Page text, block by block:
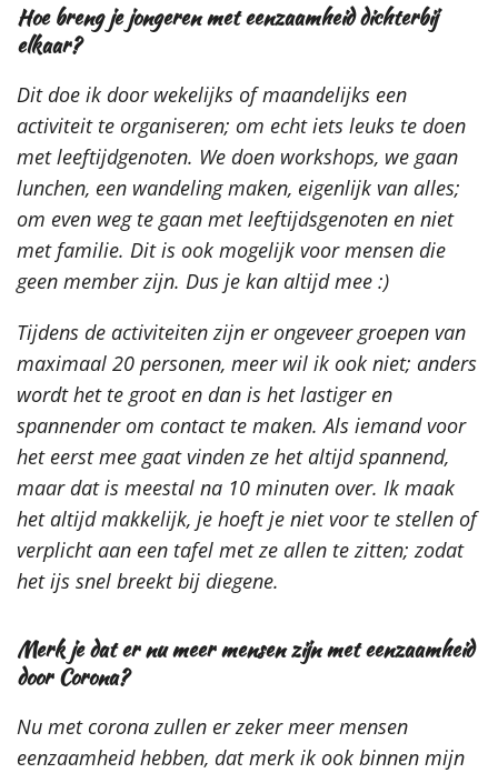
Hoe breng je jongeren met eenzaamheid dichterbij
elkaar?
Dit doe ik door wekelijks of maandelijks een
activiteit te organiseren; om echt iets leuks te doen
met leeftijdgenoten. We doen workshops, we gaan
lunchen, een wandeling maken, eigenlijk van alles;
om even weg te gaan met leeftijdsgenoten en niet
met familie. Dit is ook mogelijk voor mensen die
geen member zijn. Dus je kan altijd mee :)
Tijdens de activiteiten zijn er ongeveer groepen van
maximaal 20 personen, meer wil ik ook niet; anders
wordt het te groot en dan is het lastiger en
spannender om contact te maken. Als iemand voor
het eerst mee gaat vinden ze het altijd spannend,
maar dat is meestal na 10 minuten over. Ik maak
het altijd makkelijk, je hoeft je niet voor te stellen of
verplicht aan een tafel met ze allen te zitten; zodat
het ijs snel breekt bij diegene.
Merk je dat er nu meer mensen zijn met eenzaamheid
door Corona?
Nu met corona zullen er zeker meer mensen
eenzaamheid hebben, dat merk ik ook binnen mijn